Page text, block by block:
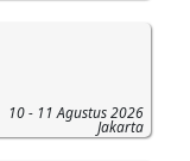
10 - 11 Agustus 2026
Jakarta